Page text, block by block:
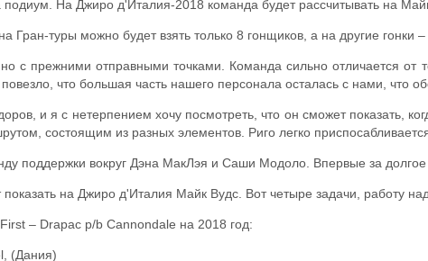
подиум. На Джиро д'Италия-2018 команда будет рассчитывать на
Гран-туры можно будет взять только 8 гонщиков, а на другие
с прежними отправными точками. Команда сильно отличается от
что большая часть нашего персонала осталась с нами, что
и я с нетерпением хочу посмотреть, что он сможет показать,
состоящим из разных элементов. Риго легко
поддержки вокруг Дэна МакЛэя и Саши Модоло. Впервые за
на Джиро д'Италия Майк Вудс. Вот четыре задачи, работу
– Drapac p/b Cannondale на 2018 год:
(Дания)